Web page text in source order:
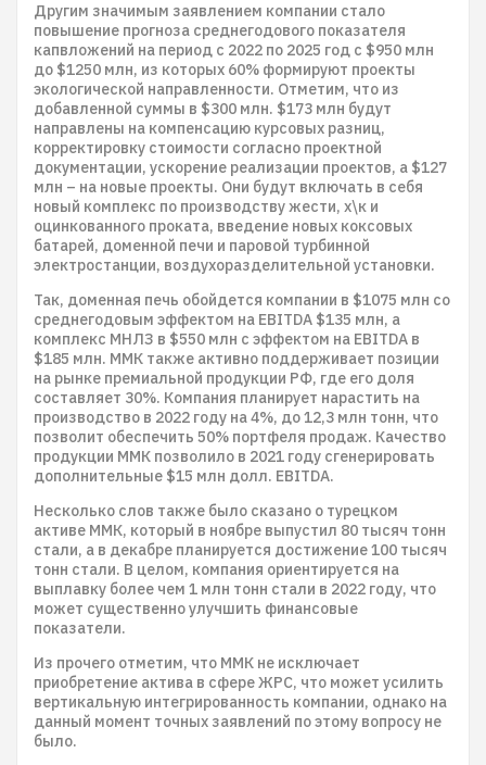
Другим значимым заявлением компании стало
повышение прогноза среднегодового показателя
капвложений на период с 2022 по 2025 год с $950 млн
до $1250 млн, из которых 60% формируют проекты
экологической направленности. Отметим, что из
добавленной суммы в $300 млн. $173 млн будут
направлены на компенсацию курсовых разниц,
корректировку стоимости согласно проектной
документации, ускорение реализации проектов, а $127
млн – на новые проекты. Они будут включать в себя
новый комплекс по производству жести, х\к и
оцинкованного проката, введение новых коксовых
батарей, доменной печи и паровой турбинной
электростанции, воздухоразделительной установки.
Так, доменная печь обойдется компании в $1075 млн со
среднегодовым эффектом на EBITDA $135 млн, а
комплекс МНЛЗ в $550 млн с эффектом на EBITDA в
$185 млн. ММК также активно поддерживает позиции
на рынке премиальной продукции РФ, где его доля
составляет 30%. Компания планирует нарастить на
производство в 2022 году на 4%, до 12,3 млн тонн, что
позволит обеспечить 50% портфеля продаж. Качество
продукции ММК позволило в 2021 году сгенерировать
дополнительные $15 млн долл. EBITDA.
Несколько слов также было сказано о турецком
активе ММК, который в ноябре выпустил 80 тысяч тонн
стали, а в декабре планируется достижение 100 тысяч
тонн стали. В целом, компания ориентируется на
выплавку более чем 1 млн тонн стали в 2022 году, что
может существенно улучшить финансовые
показатели.
Из прочего отметим, что ММК не исключает
приобретение актива в сфере ЖРС, что может усилить
вертикальную интегрированность компании, однако на
данный момент точных заявлений по этому вопросу не
было.